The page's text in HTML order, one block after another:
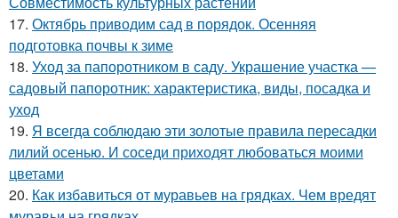
17. Октябрь приводим сад в порядок. Осенняя
подготовка почвы к зиме
18. Уход за папоротником в саду. Украшение участка —
садовый папоротник: характеристика, виды, посадка и
уход
19. Я всегда соблюдаю эти золотые правила пересадки
лилий осенью. И соседи приходят любоваться моими
цветами
20. Как избавиться от муравьев на грядках. Чем вредят